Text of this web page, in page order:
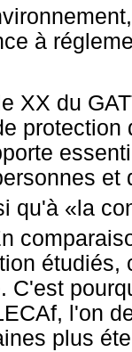
à
XX du
qu'à «la
étudiés,
C'est
l'on
plus